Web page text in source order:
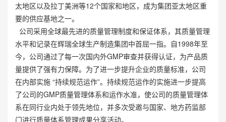
太地区以及拉丁美洲等12个国家和地区，成为集团亚太地区重
要的供应基地之一。
公司采用全球最先进的质量管理制度和保证体系，其质量管理
水平和记录在辉瑞全球生产制造集团中首屈一指。自1998年至
今，公司通过了每一次国内外GMP审查并获得认证，为产品质
量提供了强有力保障。为了进一步提升企业的质量标准，公司
在内部实施 “持续规范运作”。持续规范运作的实施进一步提高
了公司的GMP质量管理体系和运作水准，使公司的质量管理体
系在同行业内处于领先地位，并多次受邀与国家、地方药监部
门进行质量体系管理成果分享活动。